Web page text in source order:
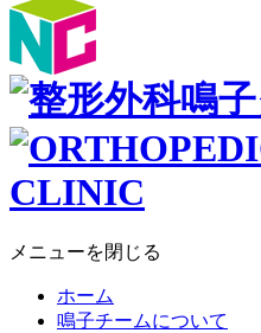
メニューを閉じる
ホーム
鳴子チームについて